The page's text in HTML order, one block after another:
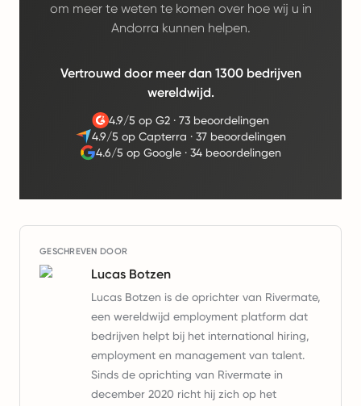
om meer te weten te komen over hoe wij u in
Andorra kunnen helpen.
Vertrouwd door meer dan 1300 bedrijven
wereldwijd.
4.9/5 op G2· 73 beoordelingen
4.9/5 op Capterra · 37 beoordelingen
4.6/5 op Google ·34 beoordelingen
GESCHREVEN DOOR
Lucas Botzen
Lucas Botzen is de oprichter van Rivermate,
een wereldwijd employment platform dat
bedrijven helpt bij het international hiring,
employment en management van talent.
Sinds de oprichting van Rivermate in
december 2020 richt hij zich op het